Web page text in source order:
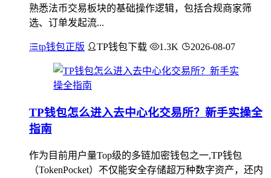
熟悉法币交易板块的基础操作逻辑，包括合规商家筛
选、订单发起流...
tp钱包正版 TP钱包下载 1.3K 2026-08-07
TP钱包怎么进入去中心化交易所？新手实操全
指南
作为目前用户量Top级的多链加密钱包之一,TP钱包
（TokenPocket）不仅能安全存储超万种数字资产，还内